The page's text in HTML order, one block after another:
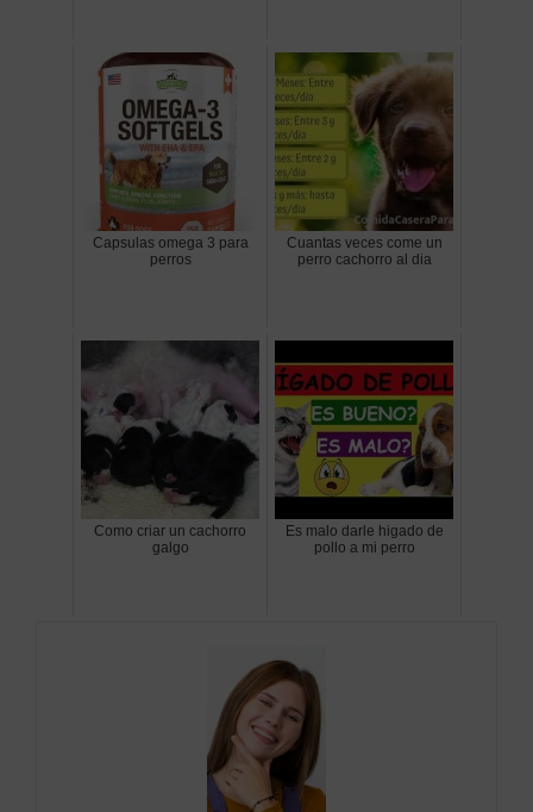
Capsulas omega 3 para
perros
Cuantas veces come un
perro cachorro al dia
Como criar un cachorro
galgo
Es malo darle higado de
pollo a mi perro